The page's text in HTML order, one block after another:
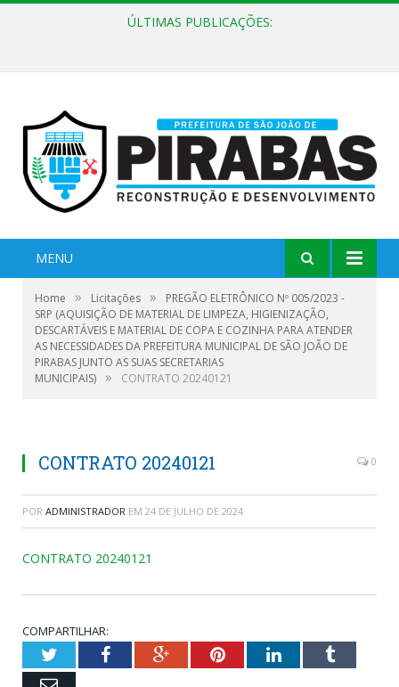
ÚLTIMAS PUBLICAÇÕES:
MENU
Home » Licitações »
PREGÃO ELETRÔNICO Nº 005/2023 -
SRP (AQUISIÇÃO DE MATERIAL DE LIMPEZA, HIGIENIZAÇÃO,
DESCARTÁVEIS E MATERIAL DE COPA E COZINHA PARA ATENDER
AS NECESSIDADES DA PREFEITURA MUNICIPAL DE SÃO JOÃO DE
PIRABAS JUNTO AS SUAS SECRETARIAS
MUNICIPAIS) » CONTRATO 20240121
CONTRATO 20240121 0
POR ADMINISTRADOR EM 24 DE JULHO DE 2024
CONTRATO 20240121
COMPARTILHAR:
TwitterFacebookGoogle+PinterestLinkedInTumblr